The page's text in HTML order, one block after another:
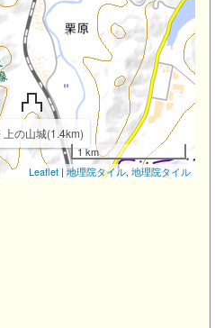
上の山城(1.4km)
1 km
Leaflet | 地理院タイル, 地理院タイル